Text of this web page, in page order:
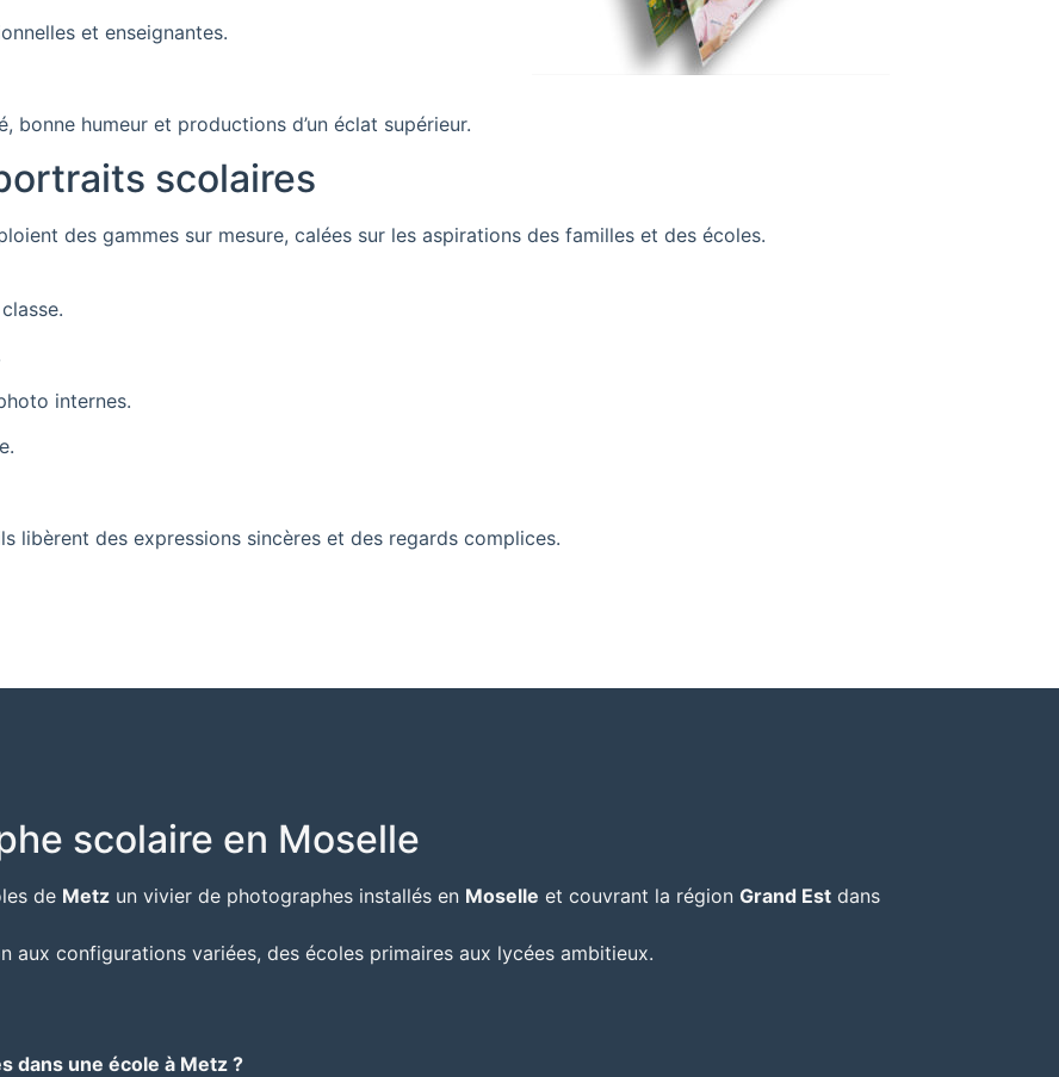
et enseignantes.
humeur et productions d’un éclat supérieur.
scolaires
des gammes sur mesure, calées sur les aspirations des familles et des écoles.
internes.
libèrent des expressions sincères et des regards complices.
scolaire en Moselle
de Metz un vivier de photographes installés en Moselle et couvrant la région Grand Est dans
aux configurations variées, des écoles primaires aux lycées ambitieux.
dans une école à Metz ?